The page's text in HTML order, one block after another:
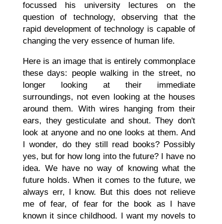
focussed his university lectures on the
question of technology, observing that the
rapid development of technology is capable of
changing the very essence of human life.
Here is an image that is entirely commonplace
these days: people walking in the street, no
longer looking at their immediate
surroundings, not even looking at the houses
around them. With wires hanging from their
ears, they gesticulate and shout. They don't
look at anyone and no one looks at them. And
I wonder, do they still read books? Possibly
yes, but for how long into the future? I have no
idea. We have no way of knowing what the
future holds. When it comes to the future, we
always err, I know. But this does not relieve
me of fear, of fear for the book as I have
known it since childhood. I want my novels to